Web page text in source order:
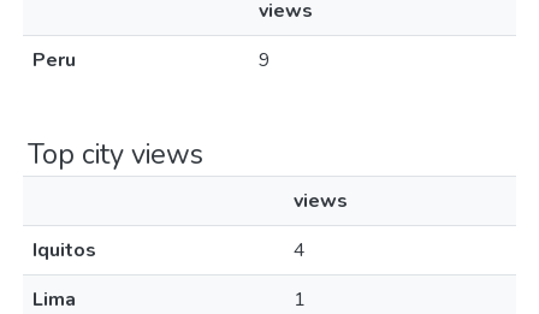
views
Peru
9
Top city views
views
Iquitos
4
Lima
1